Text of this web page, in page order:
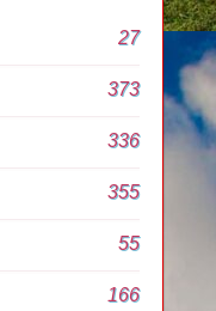
27
373
336
355
55
166